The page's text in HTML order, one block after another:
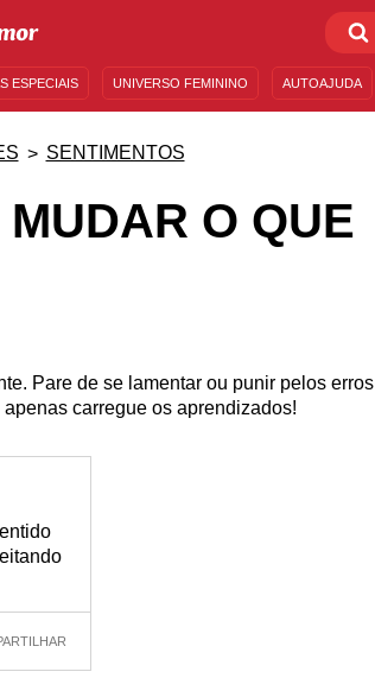
ESPECIAIS UNIVERSO FEMININO AUTOAJUDA
SENTIMENTOS
O QUE
Pare de se lamentar ou punir pelos erros
carregue os aprendizados!